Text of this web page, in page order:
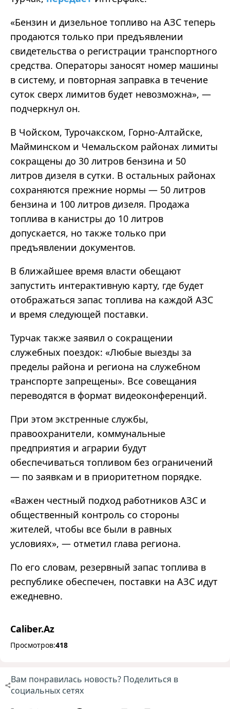
«Бензин и дизельное топливо на АЗС теперь
продаются только при предъявлении
свидетельства о регистрации транспортного
средства. Операторы заносят номер машины
в систему, и повторная заправка в течение
суток сверх лимитов будет невозможна», —
подчеркнул он.
В Чойском, Турочакском, Горно-Алтайске,
Майминском и Чемальском районах лимиты
сокращены до 30 литров бензина и 50
литров дизеля в сутки. В остальных районах
сохраняются прежние нормы — 50 литров
бензина и 100 литров дизеля. Продажа
топлива в канистры до 10 литров
допускается, но также только при
предъявлении документов.
В ближайшее время власти обещают
запустить интерактивную карту, где будет
отображаться запас топлива на каждой АЗС
и время следующей поставки.
Турчак также заявил о сокращении
служебных поездок: «Любые выезды за
пределы района и региона на служебном
транспорте запрещены». Все совещания
переводятся в формат видеоконференций.
При этом экстренные службы,
правоохранители, коммунальные
предприятия и аграрии будут
обеспечиваться топливом без ограничений
— по заявкам и в приоритетном порядке.
«Важен честный подход работников АЗС и
общественный контроль со стороны
жителей, чтобы все были в равных
условиях», — отметил глава региона.
По его словам, резервный запас топлива в
республике обеспечен, поставки на АЗС идут
ежедневно.
Caliber.Az
Просмотров:418
Вам понравилась новость? Поделиться в
социальных сетях